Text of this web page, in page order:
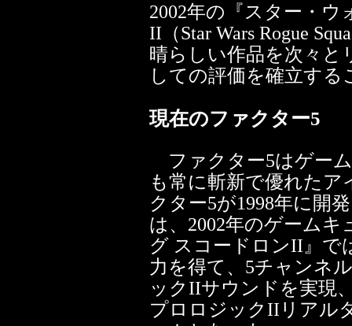
2002年の『スター・
II（Star Wars Rogue
晴らしい作品を次々と
しての評価を確立する
現在のファクター5
ファクター5はゲー
も常に斬新で優れた
クター5が1998年に開
は、2002年のゲーム
グ スコードロンII』で
力を得て、5チャンネ
ックIIサウンドを実現
プロロジックIIリアル